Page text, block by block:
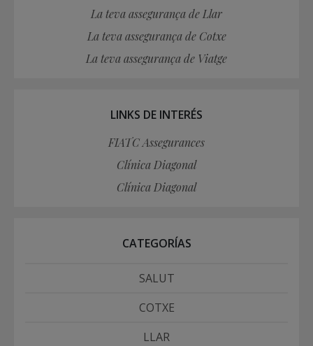
La teva assegurança de Llar
La teva assegurança de Cotxe
La teva assegurança de Viatge
LINKS DE INTERÉS
FIATC Assegurances
Clínica Diagonal
Clínica Diagonal
CATEGORÍAS
SALUT
COTXE
LLAR